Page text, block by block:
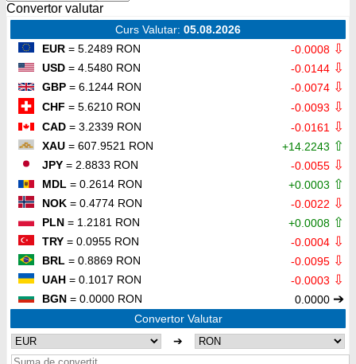
Convertor valutar
Curs Valutar: 05.08.2026
EUR = 5.2489 RON -0.0008 ⇩
USD = 4.5480 RON -0.0144 ⇩
GBP = 6.1244 RON -0.0074 ⇩
CHF = 5.6210 RON -0.0093 ⇩
CAD = 3.2339 RON -0.0161 ⇩
XAU = 607.9521 RON +14.2243 ⇧
JPY = 2.8833 RON -0.0055 ⇩
MDL = 0.2614 RON +0.0003 ⇧
NOK = 0.4774 RON -0.0022 ⇩
PLN = 1.2181 RON +0.0008 ⇧
TRY = 0.0955 RON -0.0004 ⇩
BRL = 0.8869 RON -0.0095 ⇩
UAH = 0.1017 RON -0.0003 ⇩
BGN = 0.0000 RON 0.0000 ➔
Convertor Valutar
➔